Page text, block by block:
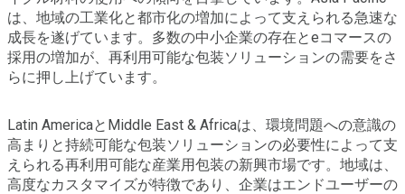
は、地域の工業化と都市化の増加によって支えられる急速な
成長を遂げています。多数の中小企業の存在とeコマースの
採用の増加が、再利用可能な包装ソリューションの需要をさ
らに押し上げています。
Latin AmericaとMiddle East & Africaは、環境問題への意識の
高まりと持続可能な包装ソリューションの必要性によって支
えられる再利用可能な産業用包装の新興市場です。地域は、
高度なカスタマイズが特徴であり、企業はエンドユーザーの